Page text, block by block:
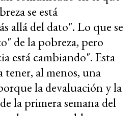
se está
allá del dato". Lo que se
de la pobreza, pero
está cambiando". Esta
al menos, una
la devaluación y la
la primera semana del